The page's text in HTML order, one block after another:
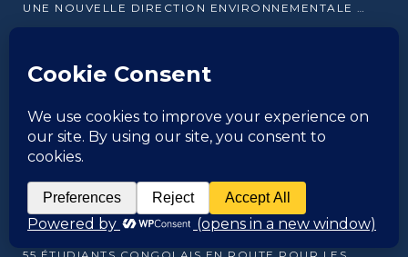
UNE NOUVELLE DIRECTION ENVIRONNEMENTALE POUR RENFORCER LA GESTION DES DONNÉES AU CONGO
LE GOUVERNEMENT CONGOLAIS SUSPEND L’IMPORTATION DES MACHETTES ET DES MOTOS